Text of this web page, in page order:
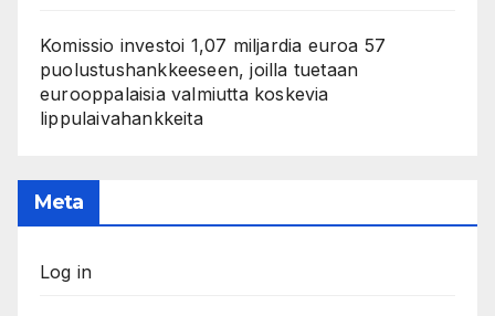
Komissio investoi 1,07 miljardia euroa 57
puolustushankkeeseen, joilla tuetaan
eurooppalaisia valmiutta koskevia
lippulaivahankkeita
Meta
Log in